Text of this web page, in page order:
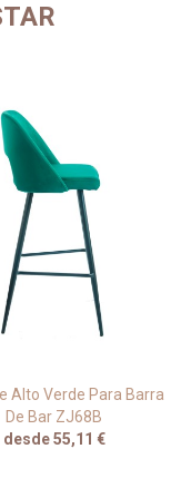
Alto Verde Para Barra
De Bar ZJ68B
desde 55,11 €